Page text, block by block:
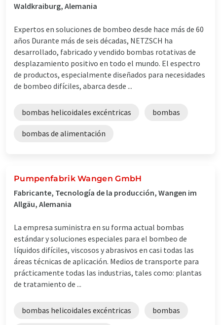
Waldkraiburg, Alemania
Expertos en soluciones de bombeo desde hace más de 60
años Durante más de seis décadas, NETZSCH ha
desarrollado, fabricado y vendido bombas rotativas de
desplazamiento positivo en todo el mundo. El espectro
de productos, especialmente diseñados para necesidades
de bombeo difíciles, abarca desde ...
bombas helicoidales excéntricas bombas
bombas de alimentación
Pumpenfabrik Wangen GmbH
Fabricante, Tecnología de la producción, Wangen im
Allgäu, Alemania
La empresa suministra en su forma actual bombas
estándar y soluciones especiales para el bombeo de
líquidos difíciles, viscosos y abrasivos en casi todas las
áreas técnicas de aplicación. Medios de transporte para
prácticamente todas las industrias, tales como: plantas
de tratamiento de ...
bombas helicoidales excéntricas bombas